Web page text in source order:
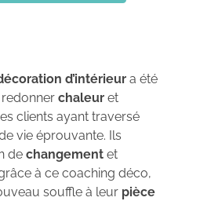
d’intérieur a été
chaleur et
clients ayant traversé
vie éprouvante. Ils
de changement et
à ce coaching déco,
souffle à leur pièce